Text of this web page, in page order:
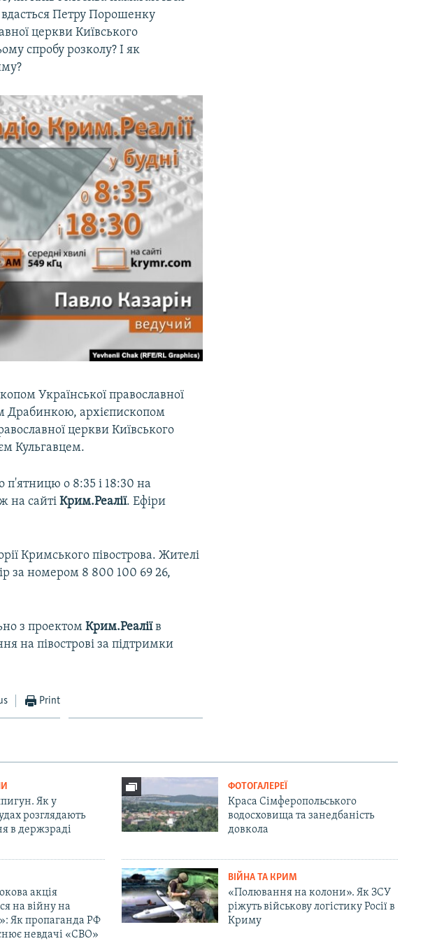
Петру Порошенку
церкви Київського
спробу розколу? І як
Української православної
Драбинкою, архієпископом
церкви Київського
Кульгавцем.
п'ятницю о 8:35 і 18:30 на
на сайтіКрим.Реалії. Ефіри
Кримського півострова. Жителі
за номером 8 800 100 69 26,
з проектомКрим.Реаліїв
на півострові за підтримки
Print
Як у
розглядають
в держзраді
ФОТОГАЛЕРЕЇ
Краса Сімферопольського
водосховища та занедбаність
довкола
акція
на війну на
Як пропаганда РФ
невдачі «СВО»
ВІЙНА ТА КРИМ
«Полювання на колони». Як ЗСУ
ріжуть військову логістику Росії в
Криму